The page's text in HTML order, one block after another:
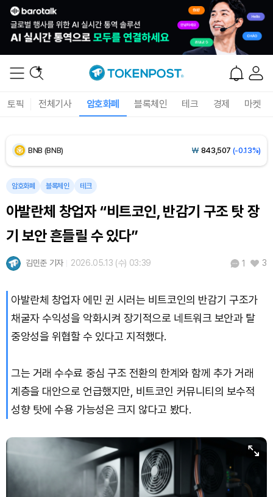
토픽 전체기사 암호화폐 블록체인 테크 경제 마켓
Dogecoin (DOGE) ₩99.60(+1.12%)
BNB (BNB) ₩ 843,507 (-0.13%)
USDC (USDC)
XRP (XRP) ₩1,463(-2.16%)
Solana (SOL)
Hyperliquid (HYPE) ₩79,413(-0.04%)
Dogecoin (DOGE)
암호화폐 블록체인 테크
아발란체 창업자 “비트코인, 반감기 구조 탓 장
기 보안 흔들릴 수 있다”
김민준 기자 2026.05.13 (수) 03:39 1 3
아발란체 창업자 에민 귄 시러는 비트코인의 반감기 구조가
채굴자 수익성을 악화시켜 장기적으로 네트워크 보안과 탈
중앙성을 위협할 수 있다고 지적했다.
그는 거래 수수료 중심 구조 전환의 한계와 함께 추가 거래
계층을 대안으로 언급했지만, 비트코인 커뮤니티의 보수적
성향 탓에 수용 가능성은 크지 않다고 봤다.